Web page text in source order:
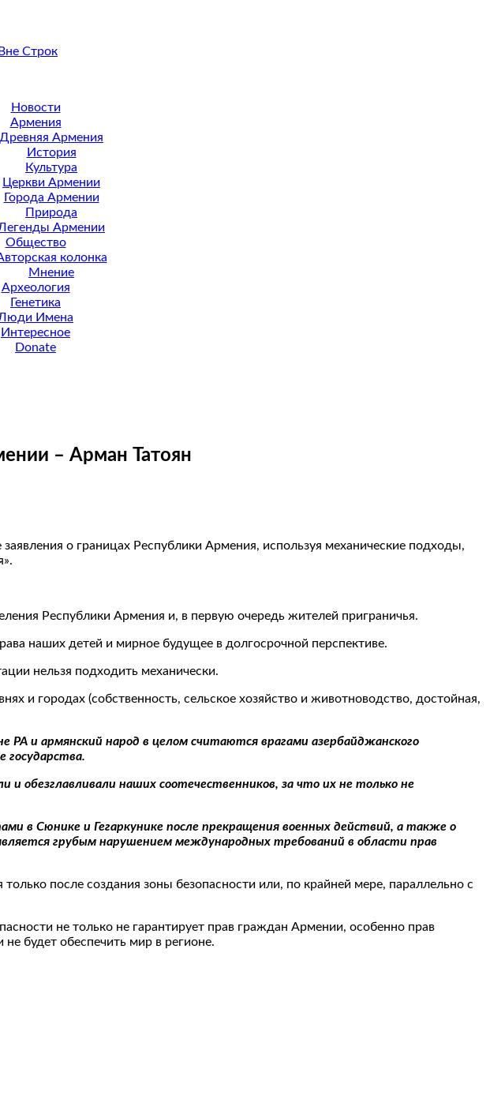
Вне Строк
Новости
Армения
Древняя Армения
История
Культура
Церкви Армении
Города Армении
Природа
Армении
Общество
колонка
Мнение
Археология
Генетика
Имена
Интересное
Donate
– Арман Татоян
о границах Республики Армения, используя механические подходы,
Республики Армения и, в первую очередь жителей приграничья.
наших детей и мирное будущее в долгосрочной перспективе.
нельзя подходить механически.
и городах (собственность, сельское хозяйство и животноводство, достойная,
и армянский народ в целом считаются врагами азербайджанского
государства.
и обезглавливали наших соотечественников, за что их не только не
в Сюнике и Гегаркунике после прекращения военных действий, а также о
грубым нарушением международных требований в области прав
после создания зоны безопасности или, по крайней мере, параллельно с
не только не гарантирует прав граждан Армении, особенно прав
будет обеспечить мир в регионе.